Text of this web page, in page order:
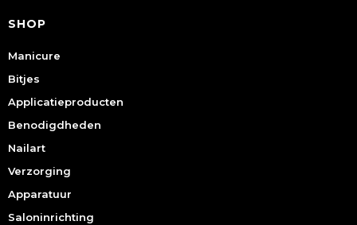
SHOP
Manicure
Bitjes
Applicatieproducten
Benodigdheden
Nailart
Verzorging
Apparatuur
Saloninrichting